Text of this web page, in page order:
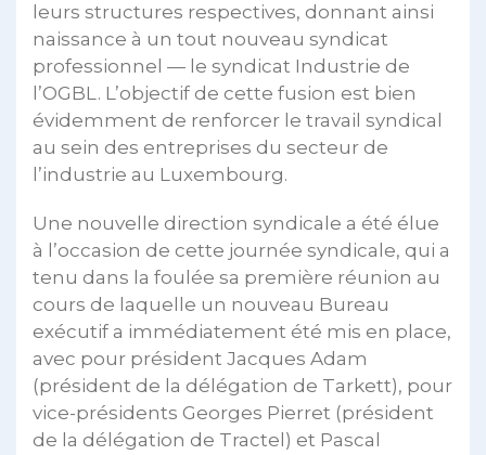
leurs structures respectives, donnant ainsi
naissance à un tout nouveau syndicat
professionnel — le syndicat Industrie de
l’OGBL. L’objectif de cette fusion est bien
évidemment de renforcer le travail syndical
au sein des entreprises du secteur de
l’industrie au Luxembourg.
Une nouvelle direction syndicale a été élue
à l’occasion de cette journée syndicale, qui a
tenu dans la foulée sa première réunion au
cours de laquelle un nouveau Bureau
exécutif a immédiatement été mis en place,
avec pour président Jacques Adam
(président de la délégation de Tarkett), pour
vice-présidents Georges Pierret (président
de la délégation de Tractel) et Pascal